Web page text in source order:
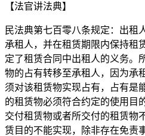
【法官讲法典】
民法典第七百零八条规定：出租
承租人，并在租赁期限内保持租
定了租赁合同中出租人的义务。
物的占有转移至承租人，因为承
须对该租赁物实现占有，占有是
的租赁物必须符合约定的使用目
交付租赁物或者所交付的租赁物
赁目的不能实现，除非存在免责